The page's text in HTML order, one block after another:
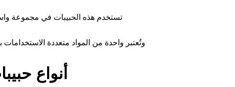
تستخدم هذه الحبيبات في مجموعة
وتُعتبر واحدة من المواد متعددة الاستخدامات
أنواع